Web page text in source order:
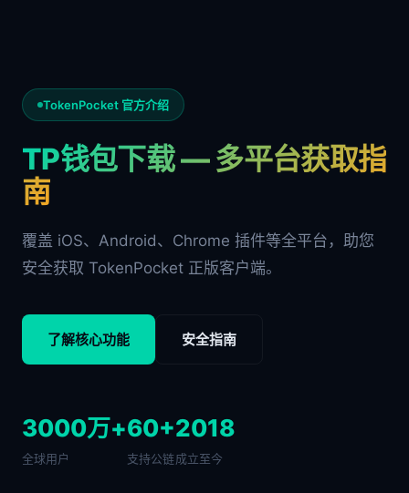
TokenPocket 官方介绍
TP钱包下载 — 多平台获取指
南
覆盖 iOS、Android、Chrome 插件等全平台，助您
安全获取 TokenPocket 正版客户端。
了解核心功能 安全指南
3000万+
全球用户
60+
支持公链
2018
成立至今